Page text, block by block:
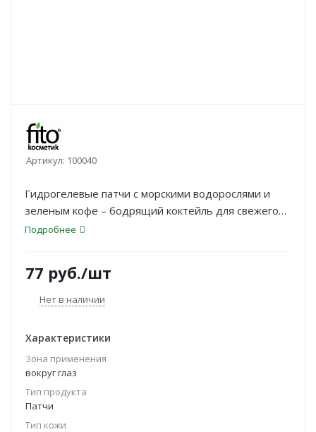
Артикул: 100040
Гидрогелевые патчи с морскими водорослями и
зеленым кофе – бодрящий коктейль для свежего
взгляда. Патчи ухаживают за кожей вокруг глаз,
Подробнее
77 руб./шт
Нет в наличии
Характеристики
Зона применения
вокруг глаз
Тип продукта
Патчи
Тип кожи